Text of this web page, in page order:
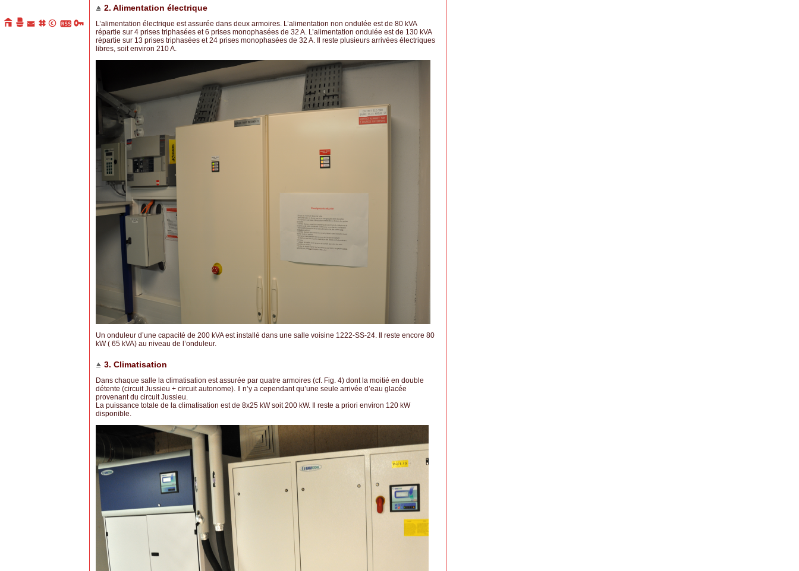
2. Alimentation électrique
L’alimentation électrique est assurée dans deux armoires. L’alimentation non ondulée est de 80 kVA
répartie sur 4 prises triphasées et 6 prises monophasées de 32 A. L’alimentation ondulée est de 130 kVA
répartie sur 13 prises triphasées et 24 prises monophasées de 32 A. Il reste plusieurs arrivées électriques
libres, soit environ 210 A.
Un onduleur d’une capacité de 200 kVA est installé dans une salle voisine 1222-SS-24. Il reste encore 80
kW ( 65 kVA) au niveau de l’onduleur.
3. Climatisation
Dans chaque salle la climatisation est assurée par quatre armoires (cf. Fig. 4) dont la moitié en double
détente (circuit Jussieu + circuit autonome). Il n’y a cependant qu’une seule arrivée d’eau glacée
provenant du circuit Jussieu.
La puissance totale de la climatisation est de 8x25 kW soit 200 kW. Il reste a priori environ 120 kW
disponible.